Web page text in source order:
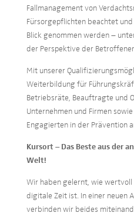
Fallmanagement von
Fürsorgepflichten beachtet
Blick genommen werden –
der Perspektive der
Mit unserer
Weiterbildung für
Betriebsräte, Beauftragte und
Unternehmen und Firmen
Engagierten in der Prävention
Kursort – Das Beste aus der
Welt!
Wir haben gelernt, wie
digitale Zeit ist. In einer neuen
verbinden wir beides